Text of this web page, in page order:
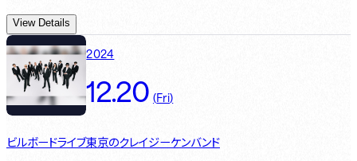
View Details
2024
12.20 (Fri)
ビルボードライブ東京のクレイジーケンバンド